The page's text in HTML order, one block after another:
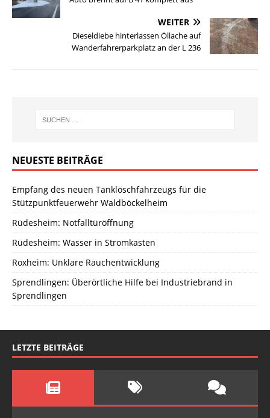
WEITER
Dieseldiebe hinterlassen Öllache auf
Wanderfahrerparkplatz an der L 236
NEUESTE BEITRÄGE
Empfang des neuen Tanklöschfahrzeugs für die
Stützpunktfeuerwehr Waldböckelheim
Rüdesheim: Notfalltüröffnung
Rüdesheim: Wasser in Stromkasten
Roxheim: Unklare Rauchentwicklung
Sprendlingen: Überörtliche Hilfe bei Industriebrand in
Sprendlingen
LETZTE BEITRÄGE